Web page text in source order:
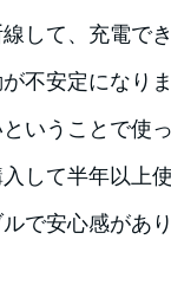
して、充電で
不安定になりま
いうことで使
して半年以上
で安心感があり